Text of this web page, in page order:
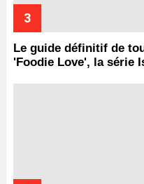
Le guide définitif de
'Foodie Love', la série